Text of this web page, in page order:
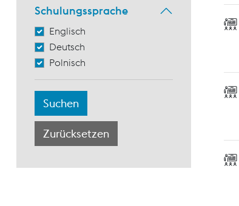
Schulungssprache
Englisch
Deutsch
Polnisch